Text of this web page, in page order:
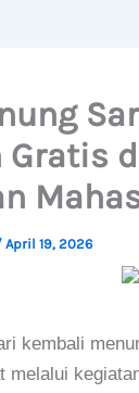
Gratis
April 19, 2026
kembali
melalui